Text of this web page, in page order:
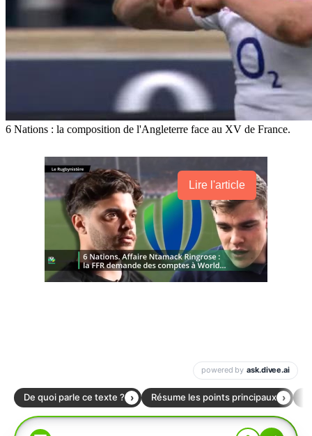
6 Nations : la composition de l'Angleterre face au XV de France.
Lire l'article